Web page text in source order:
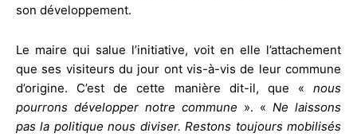
son développement.
Le maire qui salue l’initiative, voit en elle l’attachement
que ses visiteurs du jour ont vis-à-vis de leur commune
d’origine. C’est de cette manière dit-il, que « nous
pourrons développer notre commune ». « Ne laissons
pas la politique nous diviser. Restons toujours mobilisés